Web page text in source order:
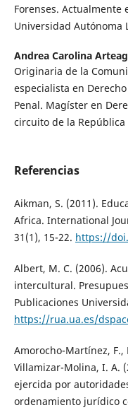
Forenses.
Universidad Autónoma
Andrea Carolina
Originaria de la
especialista en
Penal. Magíster en
circuito de la República
Referencias
Aikman, S. (2011).
Africa. International
31(1), 15-22. https://
Albert, M. C. (2006).
intercultural.
Publicaciones
https://rua.ua.es/
Amorocho-Martínez, F.,
Villamizar-Molina, I. A.
ejercida por
ordenamiento jurídico